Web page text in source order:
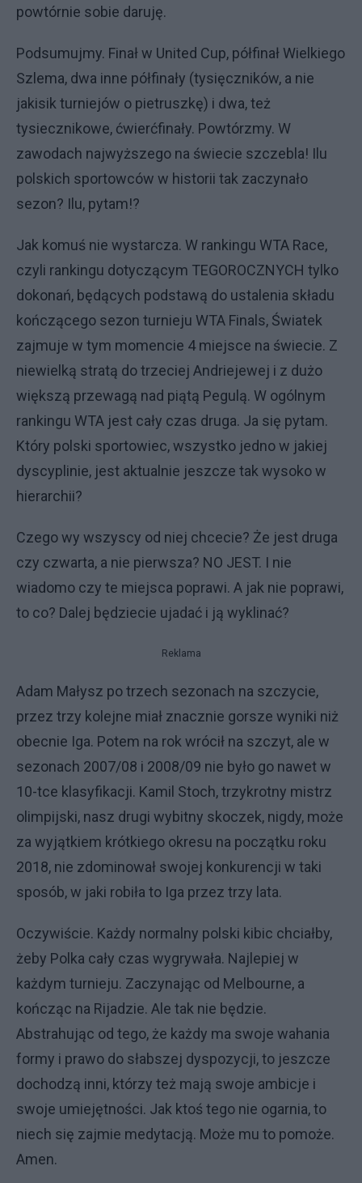
powtórnie sobie daruję.
Podsumujmy. Finał w United Cup, półfinał Wielkiego
Szlema, dwa inne półfinały (tysięczników, a nie
jakisik turniejów o pietruszkę) i dwa, też
tysiecznikowe, ćwierćfinały. Powtórzmy. W
zawodach najwyższego na świecie szczebla! Ilu
polskich sportowców w historii tak zaczynało
sezon? Ilu, pytam!?
Jak komuś nie wystarcza. W rankingu WTA Race,
czyli rankingu dotyczącym TEGOROCZNYCH tylko
dokonań, będących podstawą do ustalenia składu
kończącego sezon turnieju WTA Finals, Światek
zajmuje w tym momencie 4 miejsce na świecie. Z
niewielką stratą do trzeciej Andriejewej i z dużo
większą przewagą nad piątą Pegulą. W ogólnym
rankingu WTA jest cały czas druga. Ja się pytam.
Który polski sportowiec, wszystko jedno w jakiej
dyscyplinie, jest aktualnie jeszcze tak wysoko w
hierarchii?
Czego wy wszyscy od niej chcecie? Że jest druga
czy czwarta, a nie pierwsza? NO JEST. I nie
wiadomo czy te miejsca poprawi. A jak nie poprawi,
to co? Dalej będziecie ujadać i ją wyklinać?
Reklama
Adam Małysz po trzech sezonach na szczycie,
przez trzy kolejne miał znacznie gorsze wyniki niż
obecnie Iga. Potem na rok wrócił na szczyt, ale w
sezonach 2007/08 i 2008/09 nie było go nawet w
10-tce klasyfikacji. Kamil Stoch, trzykrotny mistrz
olimpijski, nasz drugi wybitny skoczek, nigdy, może
za wyjątkiem krótkiego okresu na początku roku
2018, nie zdominował swojej konkurencji w taki
sposób, w jaki robiła to Iga przez trzy lata.
Oczywiście. Każdy normalny polski kibic chciałby,
żeby Polka cały czas wygrywała. Najlepiej w
każdym turnieju. Zaczynając od Melbourne, a
kończąc na Rijadzie. Ale tak nie będzie.
Abstrahując od tego, że każdy ma swoje wahania
formy i prawo do słabszej dyspozycji, to jeszcze
dochodzą inni, którzy też mają swoje ambicje i
swoje umiejętności. Jak ktoś tego nie ogarnia, to
niech się zajmie medytacją. Może mu to pomoże.
Amen.